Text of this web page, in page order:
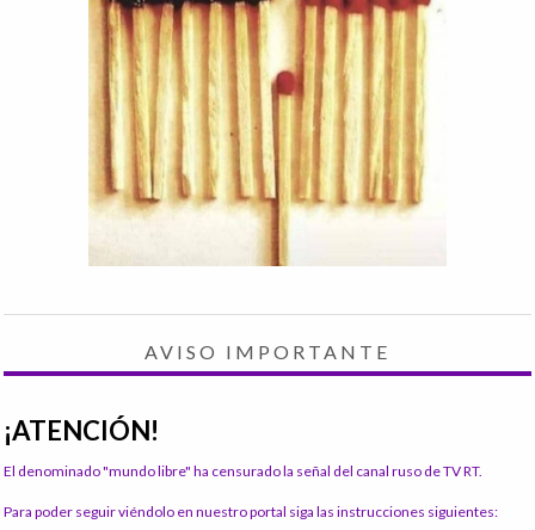
AVISO IMPORTANTE
¡ATENCIÓN!
El denominado "mundo libre" ha censurado la señal del canal ruso de TV RT.
Para poder seguir viéndolo en nuestro portal siga las instrucciones siguientes: